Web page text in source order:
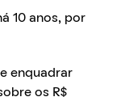
10 anos, por
enquadrar
os R$